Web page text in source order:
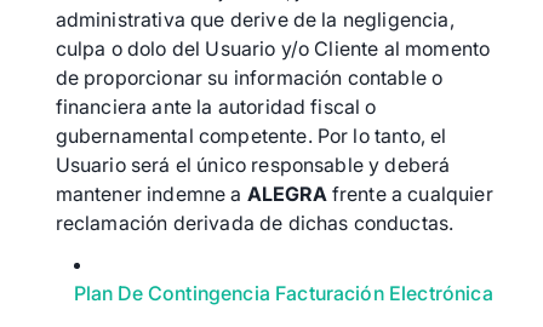
administrativa que derive de la negligencia,
culpa o dolo del Usuario y/o Cliente al momento
de proporcionar su información contable o
financiera ante la autoridad fiscal o
gubernamental competente. Por lo tanto, el
Usuario será el único responsable y deberá
mantener indemne a ALEGRAfrente a cualquier
reclamación derivada de dichas conductas.
Plan De Contingencia Facturación Electrónica